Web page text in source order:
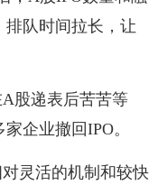
排队时间拉长，让
股递表后苦苦等
企业撤回IPO。
灵活的机制和较快